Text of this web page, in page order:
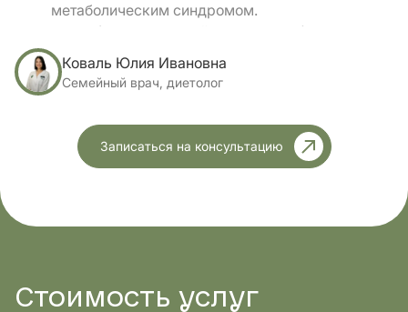
метаболическим синдромом.
ЛПВП (HDL, «хороший» холестерин) —
помогает выводить избыток холестерина из
сосудов, защищает сердце.
ЛПНП (LDL, «плохой» холестерин) —
атеросклероза.
ЛПОНП (VLDL) / не-ЛПВП — маркеры,
Коэффициент атерогенности (КА) —
риск поражения сосудов.
Коваль Юлия Ивановна
Семейный врач, диетолог
Записаться на консультацию
Стоимость услуг